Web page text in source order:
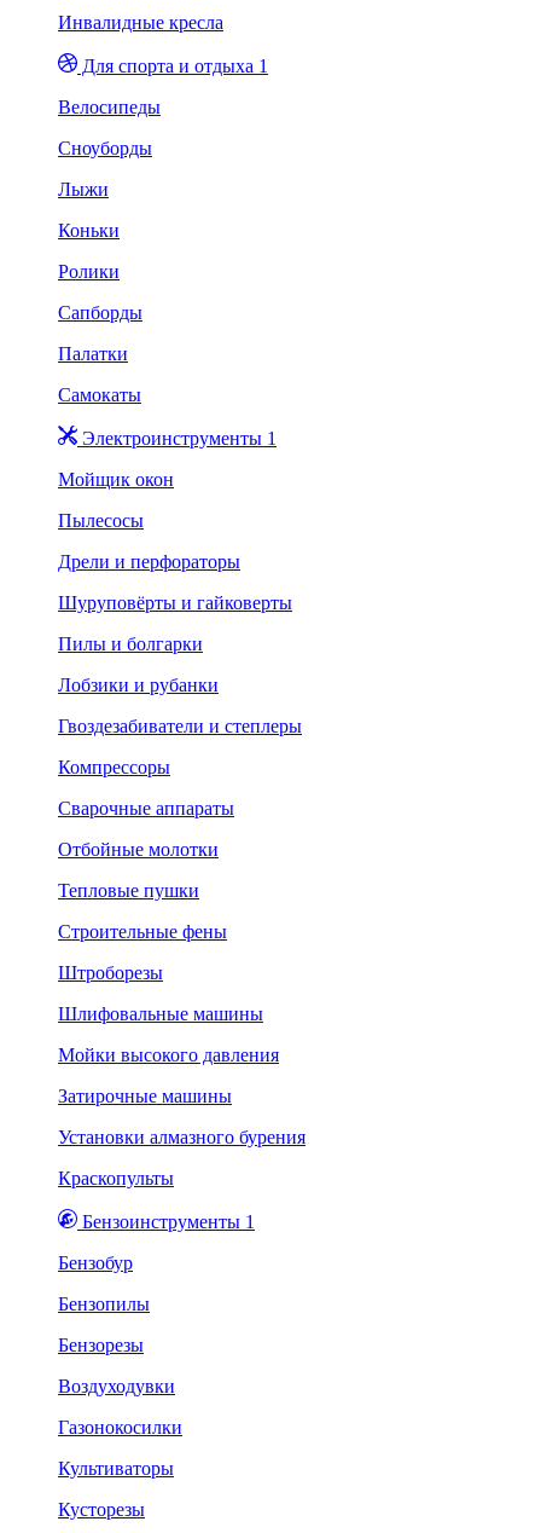
Инвалидные кресла
Для спорта и отдыха 1
Велосипеды
Сноуборды
Лыжи
Коньки
Ролики
Сапборды
Палатки
Самокаты
Электроинструменты 1
Мойщик окон
Пылесосы
Дрели и перфораторы
Шуруповёрты и гайковерты
Пилы и болгарки
Лобзики и рубанки
Гвоздезабиватели и степлеры
Компрессоры
Сварочные аппараты
Отбойные молотки
Тепловые пушки
Строительные фены
Штроборезы
Шлифовальные машины
Мойки высокого давления
Затирочные машины
Установки алмазного бурения
Краскопульты
Бензоинструменты 1
Бензобур
Бензопилы
Бензорезы
Воздуходувки
Газонокосилки
Культиваторы
Кусторезы